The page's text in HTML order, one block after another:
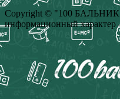
Copyright © "100 БАЛЬНИК"
информационный характер